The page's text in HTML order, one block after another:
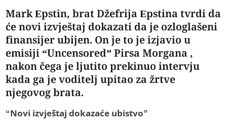
Mark Epstin, brat Džefrija Epstina tvrdi da
će novi izvještaj dokazati da je ozloglašeni
finansijer ubijen. On je to je izjavio u
emisiji “Uncensored” Pirsa Morgana ,
nakon čega je ljutito prekinuo intervju
kada ga je voditelj upitao za žrtve
njegovog brata.
“Novi izvještaj dokazaće ubistvo”